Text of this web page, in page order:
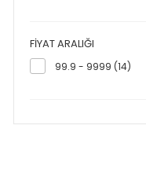
FIYAT ARALIĞI
99.9 - 9999 (14)